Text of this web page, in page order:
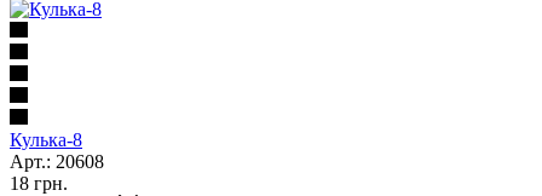
Кулька-8
Арт.: 20608
18 грн.